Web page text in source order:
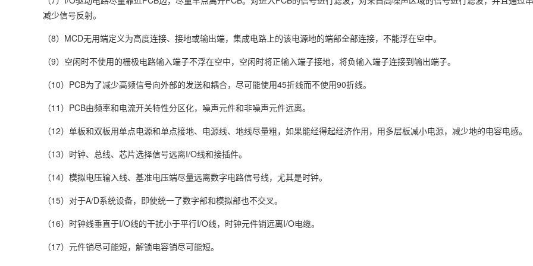
减少信号反射。
（8）MCD无用端定义为高度连接、接地或输出端，集成电路上的该电源地的端部全部连接，不能浮在空中。
（9）空闲时不使用的栅极电路输入端子不浮在空中，空闲时将正输入端子接地，将负输入端子连接到输出端子。
（10）PCB为了减少高频信号向外部的发送和耦合，尽可能使用45折线而不使用90折线。
（11）PCB由频率和电流开关特性分区化，噪声元件和非噪声元件远离。
（12）单板和双板用单点电源和单点接地、电源线、地线尽量粗，如果能经得起经济作用，用多层板减小电源，减少地的电容电感。
（13）时钟、总线、芯片选择信号远离I/O线和接插件。
（14）模拟电压输入线、基准电压端尽量远离数字电路信号线，尤其是时钟。
（15）对于A/D系统设备，即使统一了数字部和模拟部也不交叉。
（16）时钟线垂直于I/O线的干扰小于平行I/O线，时钟元件销远离I/O电缆。
（17）元件销尽可能短，解锁电容销尽可能短。